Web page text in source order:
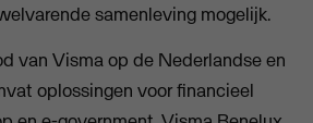
samenleving mogelijk.
van Visma op de Nederlandse en
oplossingen voor financieel